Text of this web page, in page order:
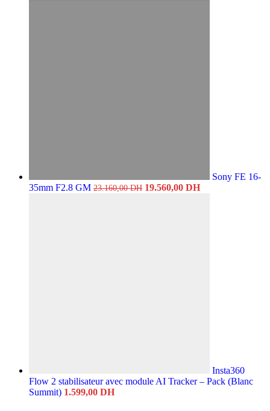
Sony FE 16-
35mm F2.8 GM 23.160,00DH Le
19.560,00 DHLe
Insta360
Flow 2 stabilisateur avec module AI Tracker – Pack (Blanc
Summit) 1.599,00 DH